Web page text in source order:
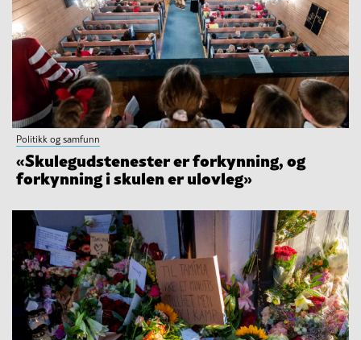
Politikk og samfunn
«Skulegudstenester er forkynning, og
forkynning i skulen er ulovleg»